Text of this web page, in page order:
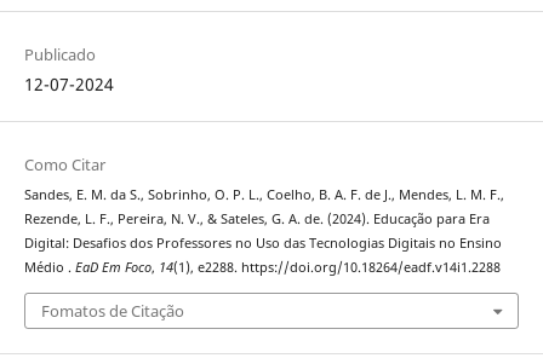
Publicado
12-07-2024
Como Citar
Sandes, E. M. da S., Sobrinho, O. P. L., Coelho, B. A. F. de J., Mendes, L. M. F.,
Rezende, L. F., Pereira, N. V., & Sateles, G. A. de. (2024). Educação para Era
Digital: Desafios dos Professores no Uso das Tecnologias Digitais no Ensino
Médio . EaD Em Foco, 14(1), e2288. https://doi.org/10.18264/eadf.v14i1.2288
Fomatos de Citação